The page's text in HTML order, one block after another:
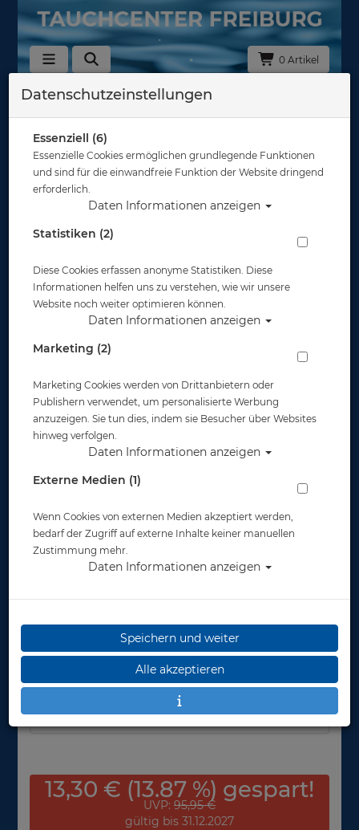
0 Artikel
Zurück
Lavacore Kurzarm Shirt - Herren #
Herstellerpreis: 95,95 €
ab 82,65 €
13,30 € (13.87 %) gespart!
UVP: 95,95 €
gültig bis 31.12.2027
Datenschutzeinstellungen
Essenziell (6)
Essenzielle Cookies ermöglichen grundlegende Funktionen
und sind für die einwandfreie Funktion der Website dringend
erforderlich.
Daten Informationen anzeigen
Statistiken (2)
Diese Cookies erfassen anonyme Statistiken. Diese
Informationen helfen uns zu verstehen, wie wir unsere
Website noch weiter optimieren können.
Daten Informationen anzeigen
Marketing (2)
Marketing Cookies werden von Drittanbietern oder
Publishern verwendet, um personalisierte Werbung
anzuzeigen. Sie tun dies, indem sie Besucher über Websites
hinweg verfolgen.
Daten Informationen anzeigen
Externe Medien (1)
Wenn Cookies von externen Medien akzeptiert werden,
bedarf der Zugriff auf externe Inhalte keiner manuellen
Zustimmung mehr.
Daten Informationen anzeigen
Speichern und weiter
Alle akzeptieren